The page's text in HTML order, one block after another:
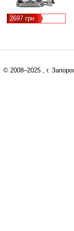
2697 грн
© 2008–2025 , г.